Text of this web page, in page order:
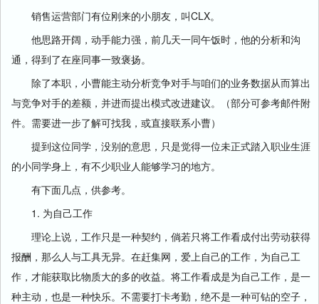
销售运营部门有位刚来的小朋友，叫CLX。
他思路开阔，动手能力强，前几天一同午饭时，他的分析和沟
通，得到了在座同事一致褒扬。
除了本职，小曹能主动分析竞争对手与咱们的业务数据从而算出
与竞争对手的差额，并进而提出模式改进建议。（部分可参考邮件附
件。需要进一步了解可找我，或直接联系小曹）
提到这位同学，没别的意思，只是觉得一位未正式踏入职业生涯
的小同学身上，有不少职业人能够学习的地方。
有下面几点，供参考。
1. 为自己工作
理论上说，工作只是一种契约，倘若只将工作看成付出劳动获得
报酬，那么人与工具无异。在赶集网，爱上自己的工作，为自己工
作，才能获取比物质大的多的收益。将工作看成是为自己工作，是一
种主动，也是一种快乐。不需要打卡考勤，绝不是一种可钻的空子，